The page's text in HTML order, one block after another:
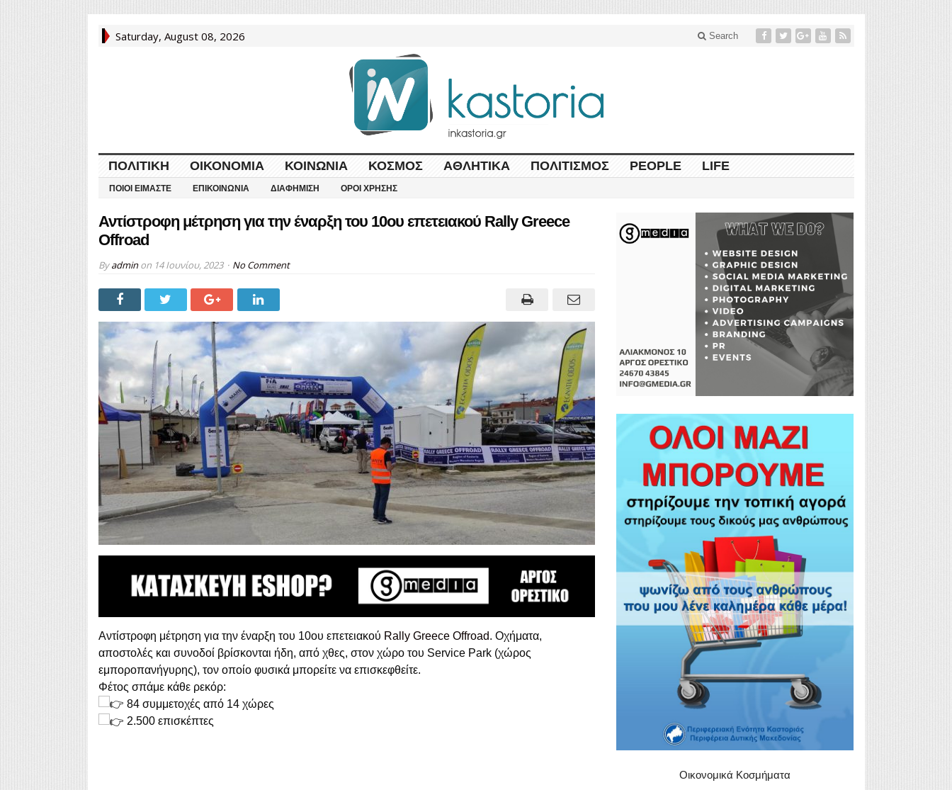
Saturday, August 08, 2026 Search
ΠΟΛΙΤΙΚΉ ΟΙΚΟΝΟΜΊΑ ΚΟΙΝΩΝΊΑ ΚΌΣΜΟΣ ΑΘΛΗΤΙΚΆ ΠΟΛΙΤΙΣΜΌΣ PEOPLE LIFE
ΠΟΙΟΙ ΕΊΜΑΣΤΕ ΕΠΙΚΟΙΝΩΝΊΑ ΔΙΑΦΉΜΙΣΗ ΌΡΟΙ ΧΡΉΣΗΣ
Αντίστροφη μέτρηση για την έναρξη του 10ου επετειακού Rally Greece
Offroad
Byadminon 14 Ιουνίου, 2023 No Comment
Αντίστροφη μέτρηση για την έναρξη του 10ου επετειακού Rally Greece Offroad. Οχήματα,
αποστολές και συνοδοί βρίσκονται ήδη, από χθες, στον χώρο του Service Park (χώρος
εμποροπανήγυρης), τον οποίο φυσικά μπορείτε να επισκεφθείτε.
Φέτος σπάμε κάθε ρεκόρ:
84 συμμετοχές από 14 χώρες
2.500 επισκέπτες
Οικονομικά Κοσμήματα